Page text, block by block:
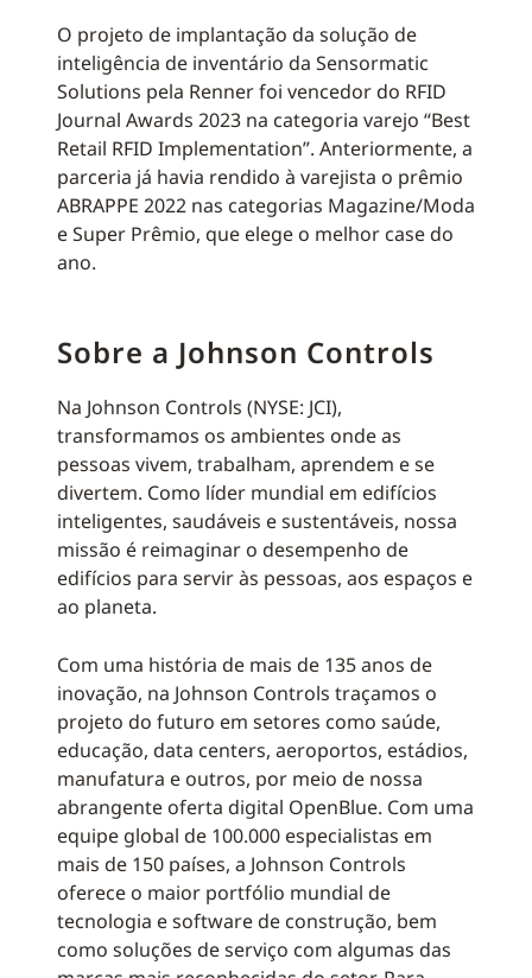
O projeto de implantação da solução de
inteligência de inventário da Sensormatic
Solutions pela Renner foi vencedor do RFID
Journal Awards 2023 na categoria varejo “Best
Retail RFID Implementation”. Anteriormente, a
parceria já havia rendido à varejista o prêmio
ABRAPPE 2022 nas categorias Magazine/Moda
e Super Prêmio, que elege o melhor case do
ano.
Sobre a Johnson Controls
Na Johnson Controls (NYSE: JCI),
transformamos os ambientes onde as
pessoas vivem, trabalham, aprendem e se
divertem. Como líder mundial em edifícios
inteligentes, saudáveis e sustentáveis, nossa
missão é reimaginar o desempenho de
edifícios para servir às pessoas, aos espaços e
ao planeta.
Com uma história de mais de 135 anos de
inovação, na Johnson Controls traçamos o
projeto do futuro em setores como saúde,
educação, data centers, aeroportos, estádios,
manufatura e outros, por meio de nossa
abrangente oferta digital OpenBlue. Com uma
equipe global de 100.000 especialistas em
mais de 150 países, a Johnson Controls
oferece o maior portfólio mundial de
tecnologia e software de construção, bem
como soluções de serviço com algumas das